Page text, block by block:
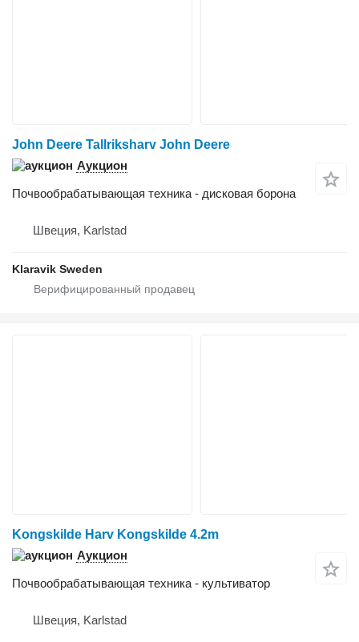
John Deere Tallriksharv John Deere
Аукцион
Почвообрабатывающая техника - дисковая борона
Швеция, Karlstad
Klaravik Sweden
Kongskilde Harv Kongskilde 4.2m
Аукцион
Почвообрабатывающая техника - культиватор
Швеция, Karlstad